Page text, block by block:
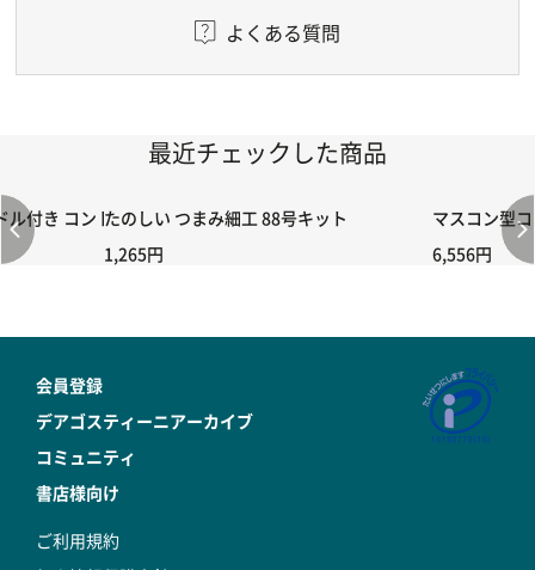
よくある質問
最近チェックした商品
付き コントローラー＆ポイント切り替えスイッチRC-02/C002 /
たのしい つまみ細工 88号キット
1,265円
マスコン型
6,556円
会員登録
デアゴスティーニアーカイブ
コミュニティ
書店様向け
ご利用規約